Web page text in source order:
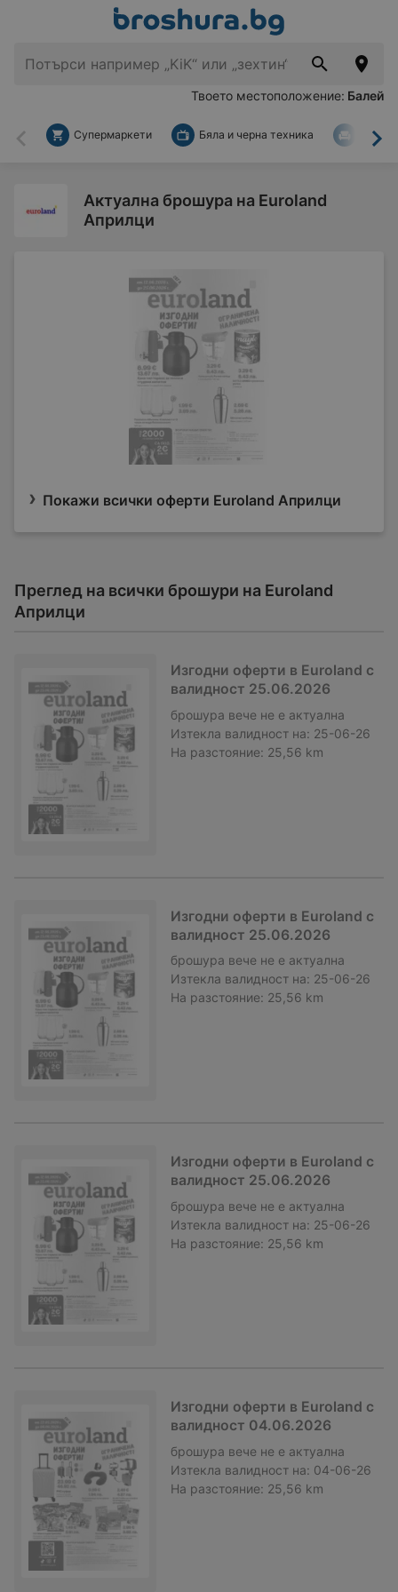
Твоето местоположение: Балей
Назад
Супермаркети Бяла и черна техника За
Актуална брошура на Euroland
Априлци
Покажи всички оферти Euroland Априлци
Преглед на всички брошури на Euroland
Априлци
Изгодни оферти в Euroland с
валидност 25.06.2026
брошура вече не е актуална
Изтекла валидност на: 25-06-26
На разстояние: 25,56 km
Изгодни оферти в Euroland с
валидност 25.06.2026
брошура вече не е актуална
Изтекла валидност на: 25-06-26
На разстояние: 25,56 km
Изгодни оферти в Euroland с
валидност 25.06.2026
брошура вече не е актуална
Изтекла валидност на: 25-06-26
На разстояние: 25,56 km
Изгодни оферти в Euroland с
валидност 04.06.2026
брошура вече не е актуална
Изтекла валидност на: 04-06-26
На разстояние: 25,56 km